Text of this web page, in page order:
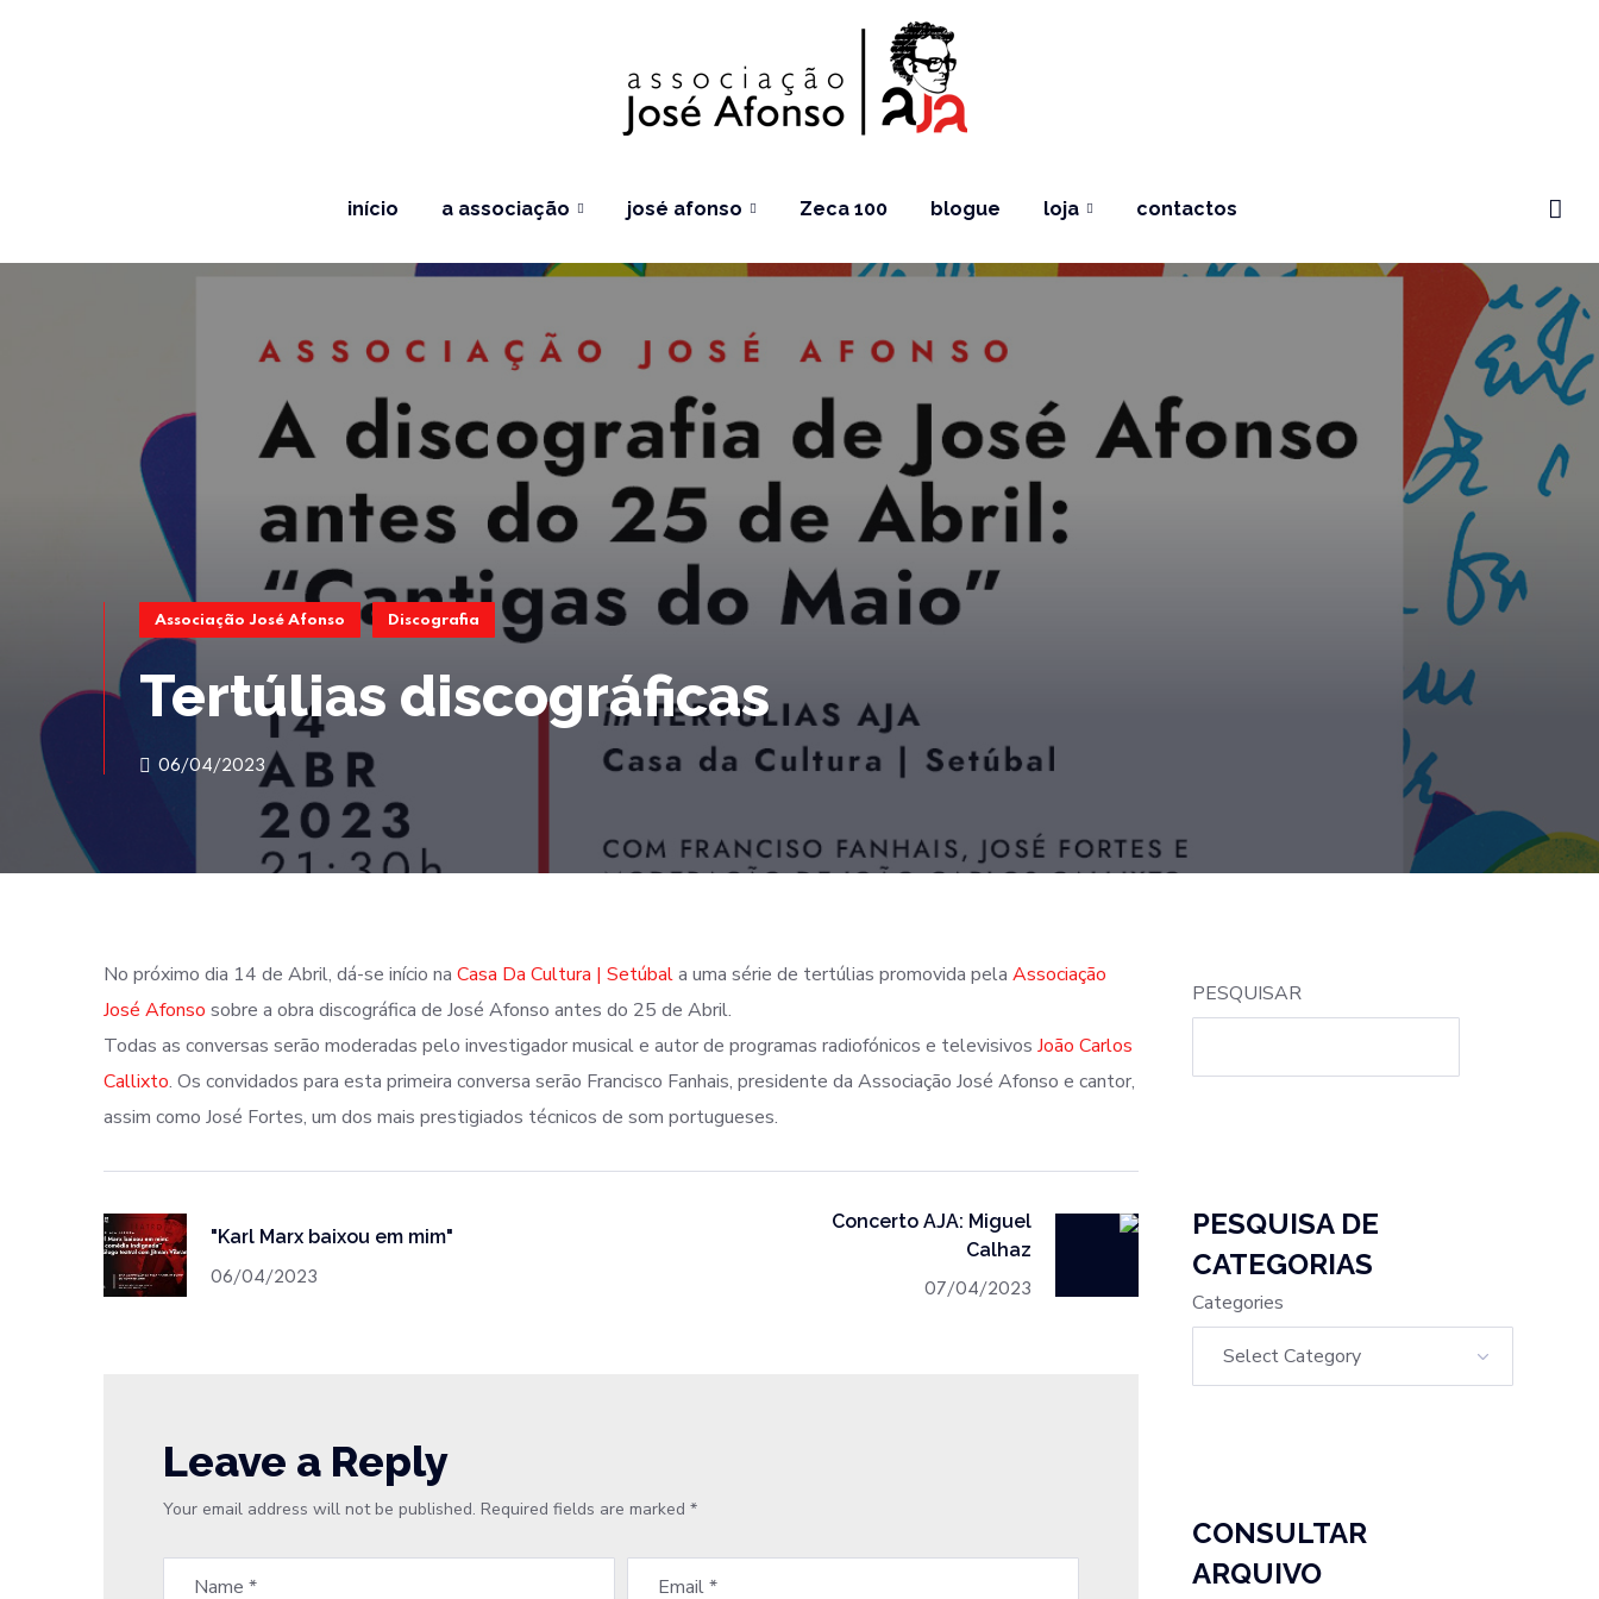
início a associação josé afonso Zeca 100 blogue loja contactos
Associação José Afonso Discografia
Tertúlias discográficas
06/04/2023
No próximo dia 14 de Abril, dá-se início na Casa Da Cultura | Setúbala uma série de tertúlias promovida pela Associação
José Afonso sobre a obra discográfica de José Afonso antes do 25 de Abril.
Todas as conversas serão moderadas pelo investigador musical e autor de programas radiofónicos e televisivos João Carlos
Callixto. Os convidados para esta primeira conversa serão Francisco Fanhais, presidente da Associação José Afonso e cantor,
assim como José Fortes, um dos mais prestigiados técnicos de som portugueses.
"Karl Marx baixou em mim"
06/04/2023
Concerto AJA: Miguel
Calhaz
07/04/2023
Leave a Reply
Your email address will not be published. Required fields are marked *
PESQUISAR
PESQUISA DE
CATEGORIAS
Categories
CONSULTAR
ARQUIVO